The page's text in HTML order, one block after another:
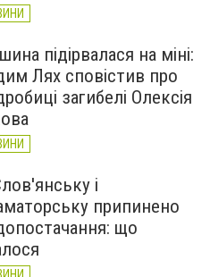
підірвалася на міні:
Лях сповістив про
загибелі Олексія
і
припинено
що